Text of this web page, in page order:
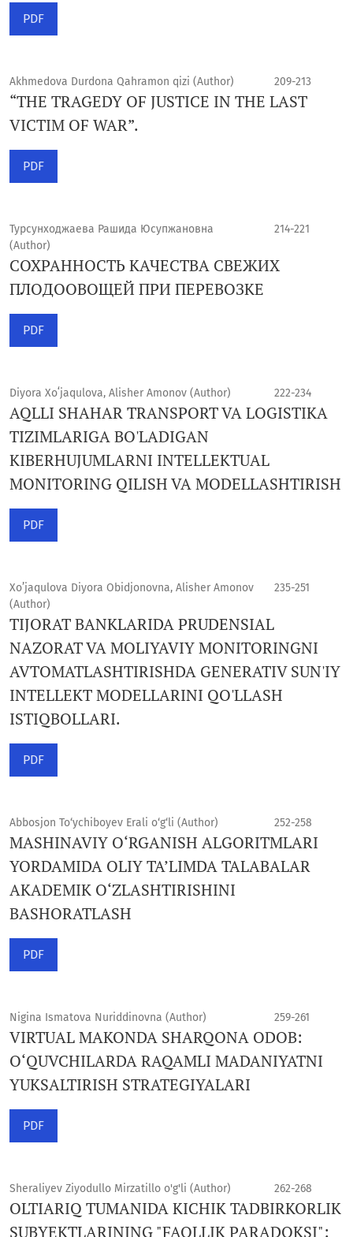
PDF
Akhmedova Durdona Qahramon qizi (Author) 209-213
“THE TRAGEDY OF JUSTICE IN THE LAST
VICTIM OF WAR”.
PDF
Турсунходжаева Рашида Юсупжановна
(Author)
214-221
СОХРАННОСТЬ КАЧЕСТВА СВЕЖИХ
ПЛОДООВОЩЕЙ ПРИ ПЕРЕВОЗКЕ
PDF
Diyora Xoʻjaqulova, Alisher Amonov (Author) 222-234
AQLLI SHAHAR TRANSPORT VA LOGISTIKA
TIZIMLARIGA BO'LADIGAN
KIBERHUJUMLARNI INTELLEKTUAL
MONITORING QILISH VA MODELLASHTIRISH
PDF
Xo’jaqulova Diyora Obidjonovna, Alisher Amonov
(Author)
235-251
TIJORAT BANKLARIDA PRUDENSIAL
NAZORAT VA MOLIYAVIY MONITORINGNI
AVTOMATLASHTIRISHDA GENERATIV SUN'IY
INTELLEKT MODELLARINI QO'LLASH
ISTIQBOLLARI.
PDF
Abbosjon To‘ychiboyev Erali o‘g‘li (Author) 252-258
MASHINAVIY O‘RGANISH ALGORITMLARI
YORDAMIDA OLIY TA’LIMDA TALABALAR
AKADEMIK O‘ZLASHTIRISHINI
BASHORATLASH
PDF
Nigina Ismatova Nuriddinovna (Author) 259-261
VIRTUAL MAKONDA SHARQONA ODOB:
O‘QUVCHILARDA RAQAMLI MADANIYATNI
YUKSALTIRISH STRATEGIYALARI
PDF
Sheraliyev Ziyodullo Mirzatillo o'g'li (Author) 262-268
OLTIARIQ TUMANIDA KICHIK TADBIRKORLIK
SUBYEKTLARINING "FAOLLIK PARADOKSI":